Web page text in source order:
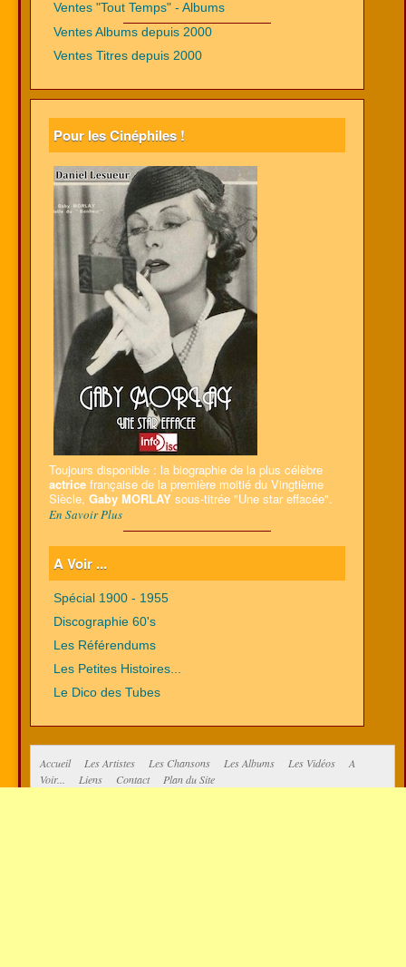
Ventes "Tout Temps" - Albums
Ventes Albums depuis 2000
Ventes Titres depuis 2000
Pour les Cinéphiles !
Toujours disponible : la biographie de la plus célèbre
actrice française de la première moitié du Vingtième
Siècle, Gaby MORLAY sous-titrée "Une star effacée".
En Savoir Plus
A Voir ...
Spécial 1900 - 1955
Discographie 60's
Les Référendums
Les Petites Histoires...
Le Dico des Tubes
Accueil Les Artistes Les Chansons Les Albums Les Vidéos
A
Voir...
Liens Contact Plan du Site